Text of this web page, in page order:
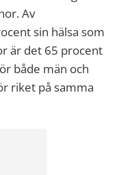
Av
sin hälsa som
är det 65 procent
både män och
riket på samma